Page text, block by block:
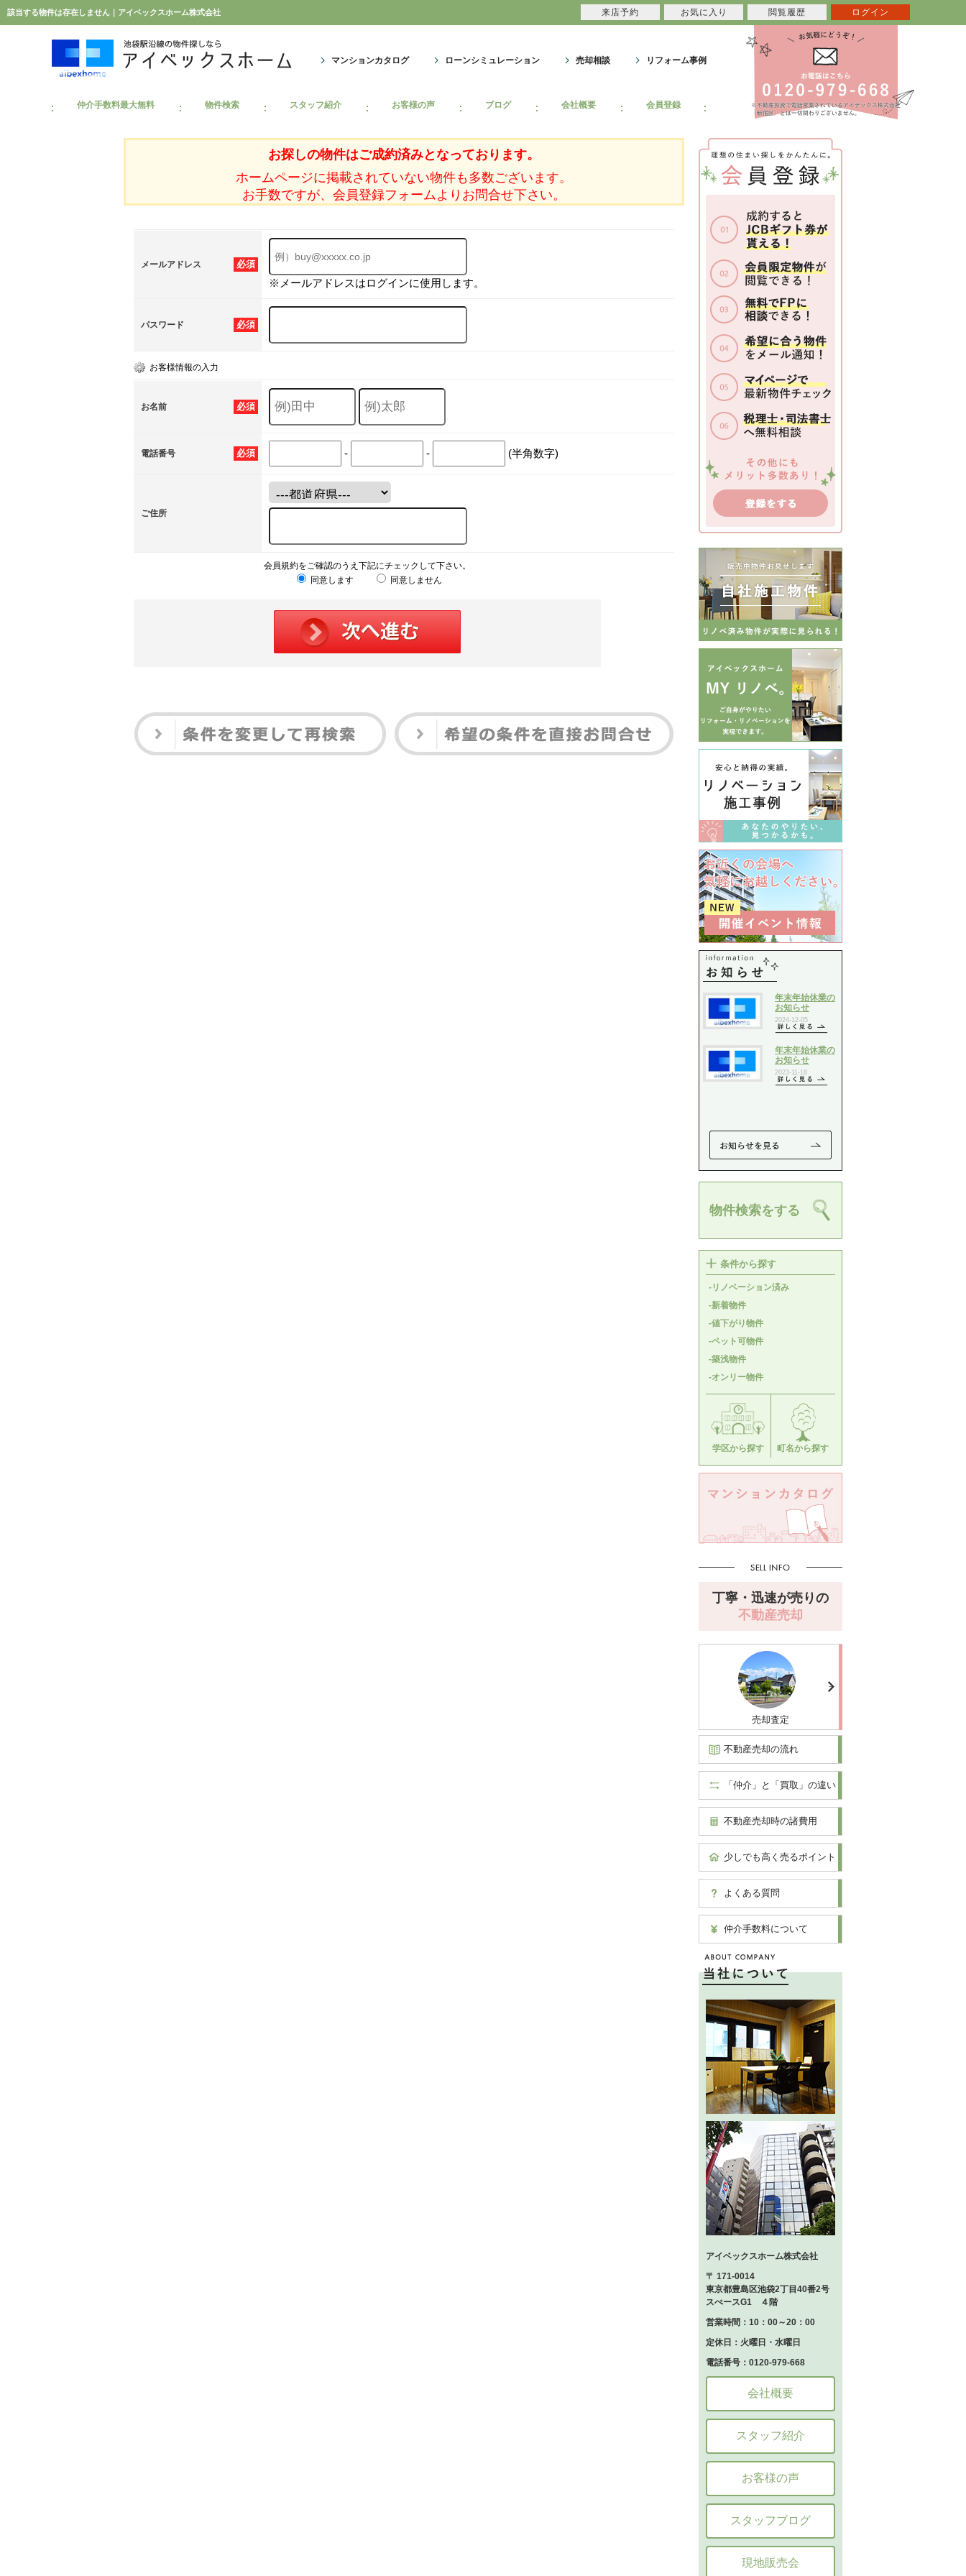
該当する物件は存在しません｜アイベックスホーム株式会社
マンションカタログ ローンシミュレーション 売却相談 リフォーム事例
仲介手数料最大無料 物件検索 スタッフ紹介 お客様の声 ブログ 会社概要 会員登録
お探しの物件はご成約済みとなっております。
ホームページに掲載されていない物件も多数ございます。
お手数ですが、会員登録フォームよりお問合せ下さい。
必須
メールアドレス
※メールアドレスはログインに使用します。
必須
パスワード
お客様情報の入力
必須
お名前
必須
電話番号 - - (半角数字)
ご住所
会員規約をご確認のうえ下記にチェックして下さい。
同意します
同意しません
物件検索をする
条件から探す
-リノベーション済み
-新着物件
-値下がり物件
-ペット可物件
-築浅物件
-オンリー物件
学区から探す 町名から探す
丁寧・迅速が売りの
不動産売却
売却査定
不動産売却の流れ
「仲介」と「買取」の違い
不動産売却時の諸費用
少しでも高く売るポイント
よくある質問
仲介手数料について
アイベックスホーム株式会社
〒 171-0014
東京都豊島区池袋2丁目40番2号
スぺースG1 ４階
営業時間：10：00～20：00
定休日：火曜日・水曜日
電話番号：0120-979-668
会社概要
スタッフ紹介
お客様の声
スタッフブログ
現地販売会
来店予約 お気に入り 閲覧履歴 ログイン